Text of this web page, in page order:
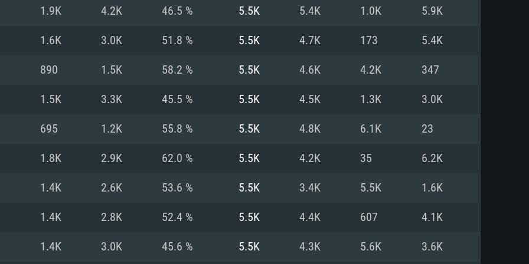
11: AMD
660. La
le jeu est de
Recommandée
Carte graphique supportant DirectX 11 ou plus et
drivers: Nvidia GeForce 1060 et plus, Radeon RX
570 et plus.
Connection: Connexion Internet à haut débit
supportés)
(Mac), ou
minimale
Recommandée
ne sont pas supportés)
Mémoire: 8 GB
Carte graphique: Radeon Vega II ou plus avec
support de Metal
Connection: Connexion Internet à haut débit
les derniers
pour AMD
Recommandée
Carte graphique: NVIDIA 1060 avec les derniers
drivers (moins de 6 mois) / de même pour AMD
(Radeon RX 570) avec les derniers drivers de
1.9K 4.2K 46.5 % 5.5K 5.4K 1.0K 5.9K
1.6K 3.0K 51.8 % 5.5K 4.7K 173 5.4K
890 1.5K 58.2 % 5.5K 4.6K 4.2K 347
1.5K 3.3K 45.5 % 5.5K 4.5K 1.3K 3.0K
695 1.2K 55.8 % 5.5K 4.8K 6.1K 23
1.8K 2.9K 62.0 % 5.5K 4.2K 35 6.2K
1.4K 2.6K 53.6 % 5.5K 3.4K 5.5K 1.6K
1.4K 2.8K 52.4 % 5.5K 4.4K 607 4.1K
1.4K 3.0K 45.6 % 5.5K 4.3K 5.6K 3.6K